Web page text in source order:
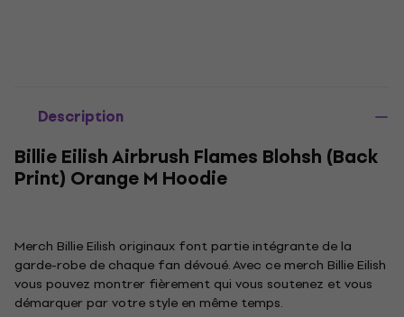
Description
Billie Eilish Airbrush Flames Blohsh (Back
Print) Orange M Hoodie
Merch Billie Eilish originaux font partie intégrante de la
garde-robe de chaque fan dévoué. Avec ce merch Billie Eilish
vous pouvez montrer fièrement qui vous soutenez et vous
démarquer par votre style en même temps.